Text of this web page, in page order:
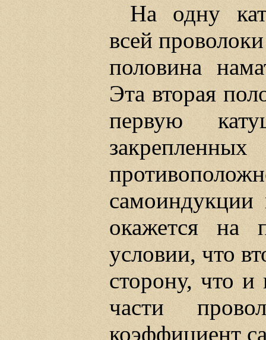
На одну
всей
половина
Эта вторая
первую
самоиндукции
окажется
условии, что
сторону, что и
части
коэффициент